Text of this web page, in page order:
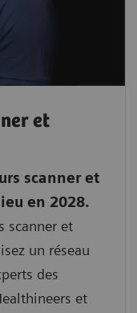
et
scanner et
en 2028.
scanner et
un réseau
des
et